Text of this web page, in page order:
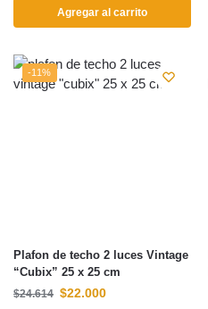
Agregar al carrito
-11%
Plafon de techo 2 luces Vintage
“Cubix” 25 x 25 cm
$24.614 $22.000